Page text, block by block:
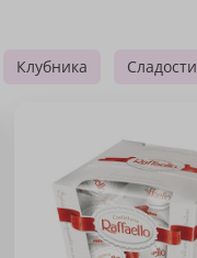
Клубника Сладости